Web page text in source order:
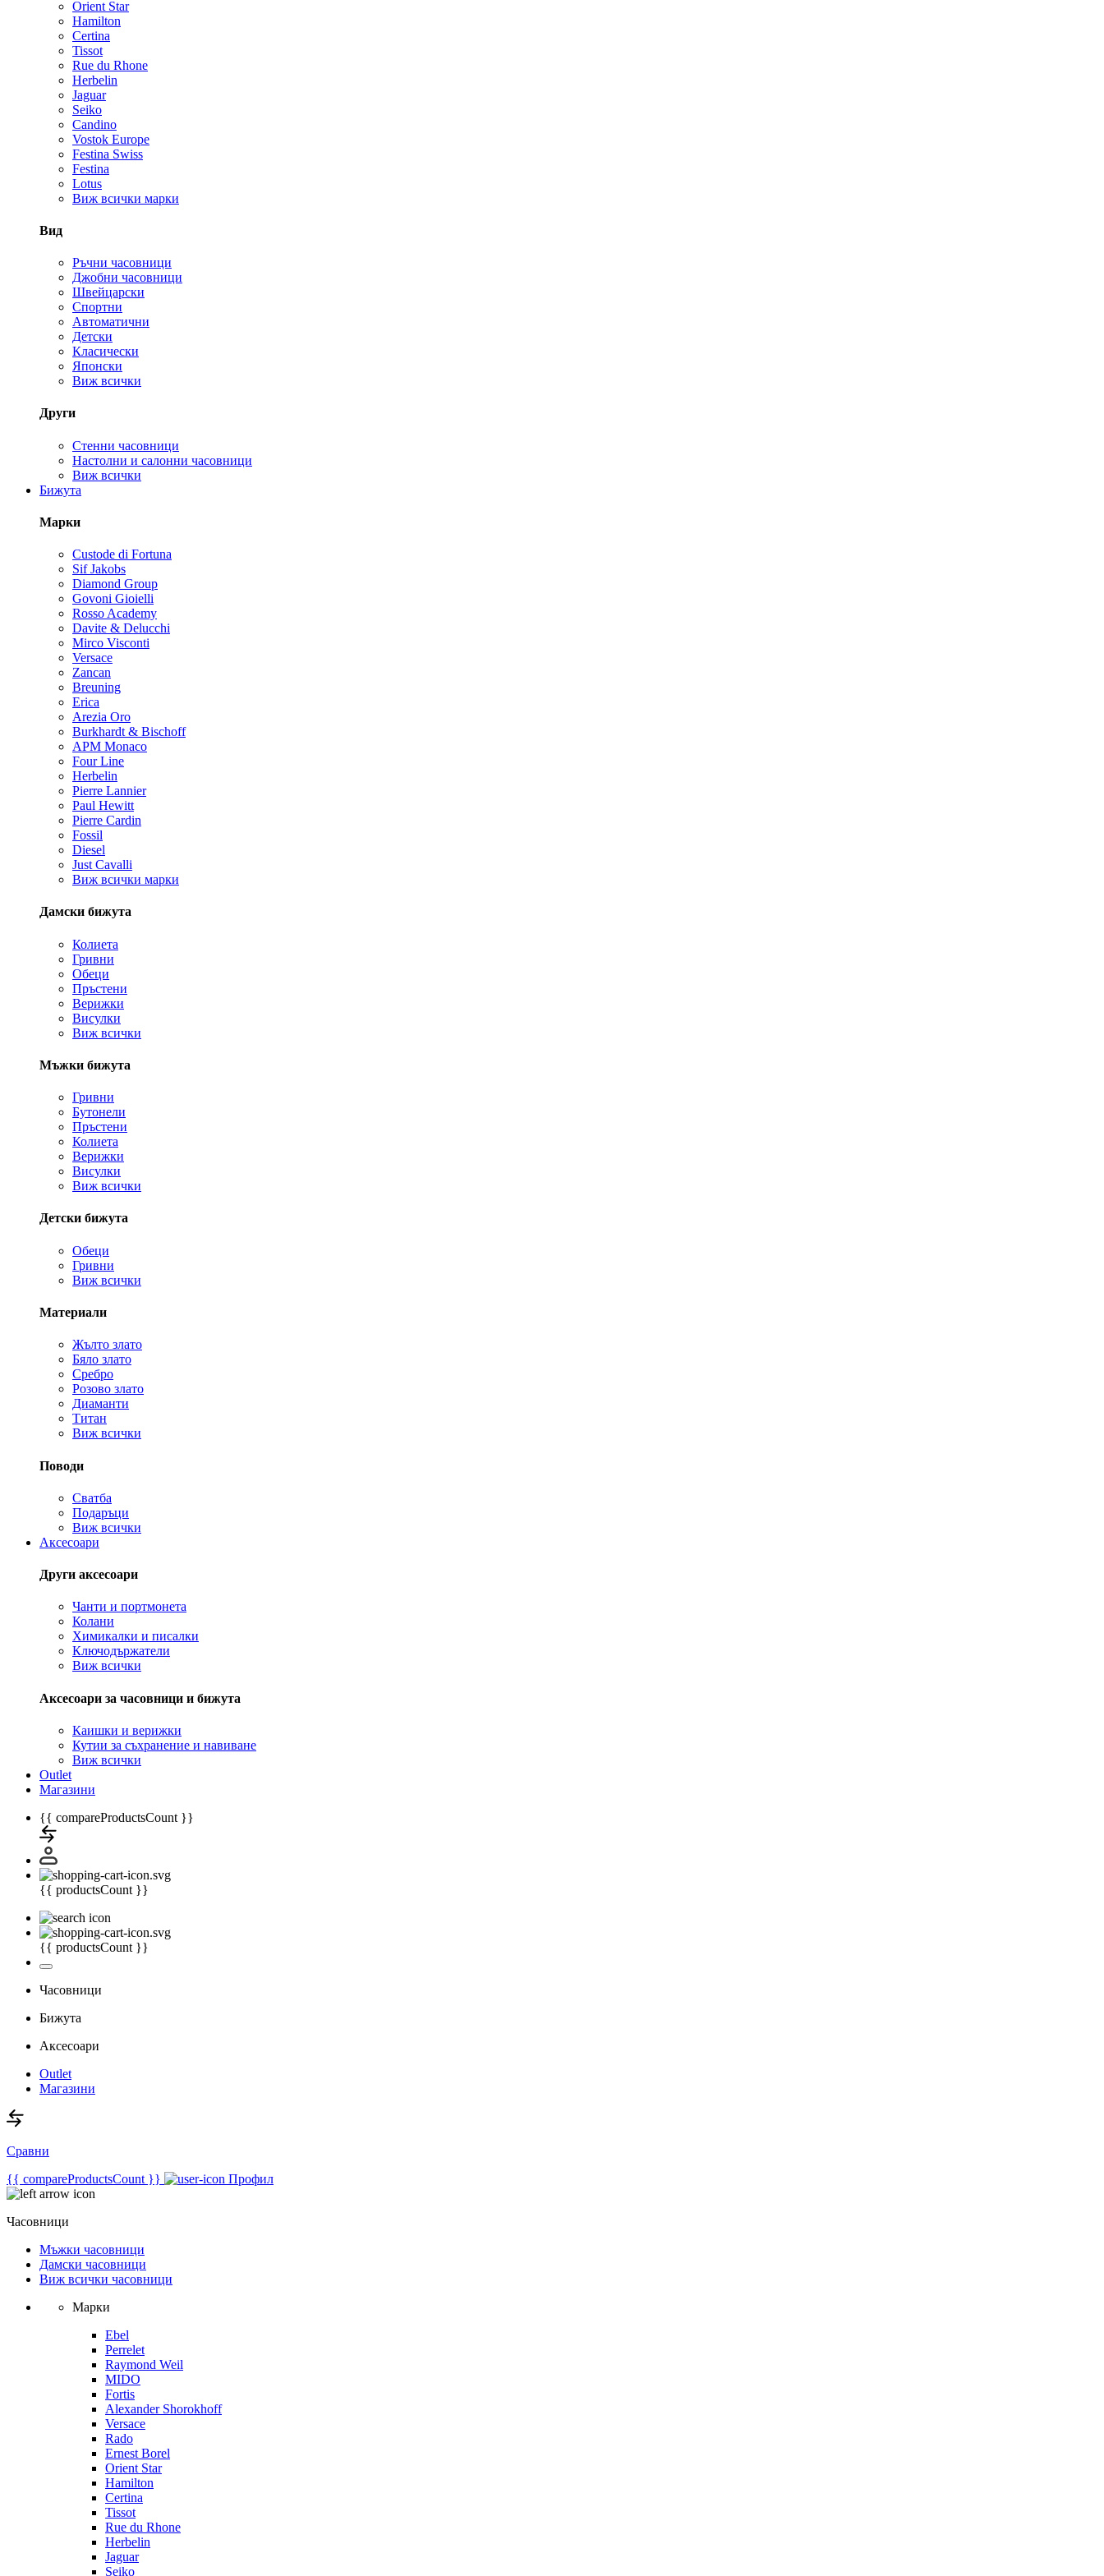
Orient Star
Hamilton
Certina
Tissot
Rue du Rhone
Herbelin
Jaguar
Seiko
Candino
Vostok Europe
Festina Swiss
Festina
Lotus
Виж всички марки
Вид
Ръчни часовници
Джобни часовници
Швейцарски
Спортни
Автоматични
Детски
Класически
Японски
Виж всички
Други
Стенни часовници
Настолни и салонни часовници
Виж всички
Бижута
Марки
Custode di Fortuna
Sif Jakobs
Diamond Group
Govoni Gioielli
Rosso Academy
Davite & Delucchi
Mirco Visconti
Versace
Zancan
Breuning
Erica
Arezia Oro
Burkhardt & Bischoff
APM Monaco
Four Line
Herbelin
Pierre Lannier
Paul Hewitt
Pierre Cardin
Fossil
Diesel
Just Cavalli
Виж всички марки
Дамски бижута
Колиета
Гривни
Обеци
Пръстени
Верижки
Висулки
Виж всички
Мъжки бижута
Гривни
Бутонели
Пръстени
Колиета
Верижки
Висулки
Виж всички
Детски бижута
Обеци
Гривни
Виж всички
Материали
Жълто злато
Бяло злато
Сребро
Розово злато
Диаманти
Титан
Виж всички
Поводи
Сватба
Подаръци
Виж всички
Аксесоари
Други аксесоари
Чанти и портмонета
Колани
Химикалки и писалки
Ключодържатели
Виж всички
Аксесоари за часовници и бижута
Каишки и верижки
Кутии за съхранение и навиване
Виж всички
Outlet
Магазини
{{ compareProductsCount }}
{{ productsCount }}
{{ productsCount }}
Часовници
Бижута
Аксесоари
Outlet
Магазини
Сравни
{{ compareProductsCount }}
Профил
Часовници
Мъжки часовници
Дамски часовници
Виж всички часовници
Марки
Ebel
Perrelet
Raymond Weil
MIDO
Fortis
Alexander Shorokhoff
Versace
Rado
Ernest Borel
Orient Star
Hamilton
Certina
Tissot
Rue du Rhone
Herbelin
Jaguar
Seiko